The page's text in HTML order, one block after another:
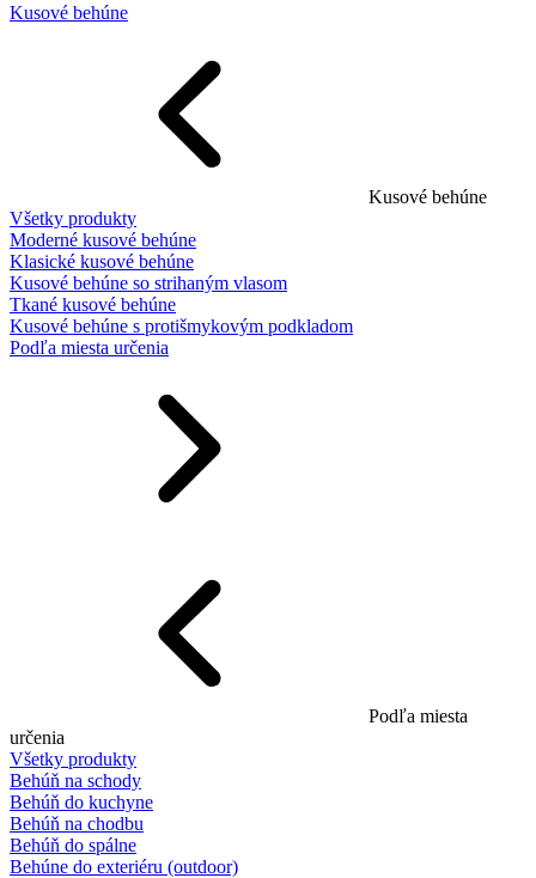
Kusové behúne
Kusové behúne
Všetky produkty
Moderné kusové behúne
Klasické kusové behúne
Kusové behúne so strihaným vlasom
Tkané kusové behúne
Kusové behúne s protišmykovým podkladom
Podľa miesta určenia
Podľa miesta
určenia
Všetky produkty
Behúň na schody
Behúň do kuchyne
Behúň na chodbu
Behúň do spálne
Behúne do exteriéru (outdoor)